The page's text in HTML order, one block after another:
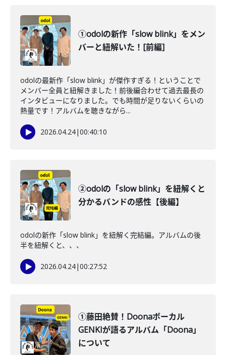
①odolの新作「slow blink」をメン
バーと紐解いた！[前編]
odolの最新作「slow blink」が傑作すぎる！ということで
メンバー全員と紐解きました！前後編合わせて過去最長の
インタビューになりました。でも時間が足りないくらいの
熱量です！アルバムを聴きながら...
2026.04.24|00:40:10
②odolの「slow blink」を紐解くと
分かるバンドの感性【後編】
odolの新作「slow blink」を紐解く完結編。アルバムの後
半を紐解くと、、、
2026.04.24|00:27:52
①藤田絶賛！Doonaボーカル
GENKIが語るアルバム「Doona」
について